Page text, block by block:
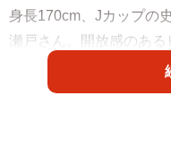
身長170cm、Jカップの
瀬戸さん。開放感のあ
スイート、プライベー
民家などで卓越した完